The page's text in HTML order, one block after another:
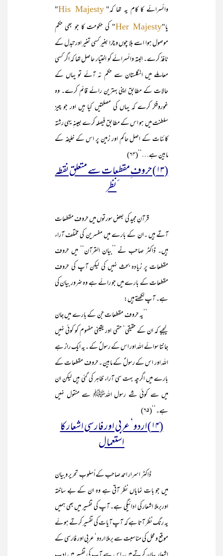
وائسرائے کا کام یہ تھا کہ"His Majesty
"
یا"Her Majesty" کی حکومت کا جو بھی حکم
موصول ہوا اسے بلا چوں و چرا بغیر کسی تغیر اور تبدل کے
نافذ کرے۔ البتہ وائسرائے کو اختیار حاصل تھا کہ اگر کسی
معاملے میں انگلستان سے حکم نہ آئے تو یہاں کے
حالات کے مطابق اپنی بہترین رائے قائم کرے۔ وہ
غوروفکر کرے کہ یہاں کی مصلحتیں کیا ہیں اور جو چیز
سلطنت میں ہو اس کے مطابق فیصلہ کرے بعینہٖ یہی رشتہ
کائنات کے اصل حاکم اور زمین پر اس کے خلیفہ کے
مابین ہے…‘‘(۶۴)
(۱۳)حروف ِمقطعات سے متعلق نقطہ
ٔنظر
قرآنِ مجید کی بعض سورتوں میں حروف مقطعات
آتے ہیں ۔ان کے بارے میں مفسرین کی مختلف آراء
ہیں۔ ڈاکٹر صاحب نے ’’بیان القرآن‘‘ میں حروف
مقطعات پر زیادہ بحث نہیں کی لیکن آپ کی حروف
مقطعات کے بارے میں جو رائے ہے وہ ضرور بیان کی
ہے۔ آپ لکھتے ہیں:
’’یہ حروف مقطعات جن کے بارے میں جان
لیجیے کہ ان کے حقیقی‘ حتمی اور یقینی مفہوم کو کوئی نہیں
جانتا سوائے اللہ اور اس کے رسولؐ کے ۔یہ ایک راز ہے
اللہ اور اس کے رسولؐ کے مابین ۔حروف مقطعات کے
بارے میں اگرچہ بہت سی آراء ظاہر کی گئی ہیں لیکن ان
میں سے کوئی شے رسول اللہﷺ سے منقول نہیں
ہے۔‘‘(۶۵)
(۱۴)اردو‘ عربی اور فارسی اشعار کا
استعمال
ڈاکٹر اسرار احمد صاحب کے اُسلوبِ تحریر و بیان
میں جو بات نمایاں نظر آتی ہے وہ ان کے بے ساختہ
اوربرملا اشعار کی ادائیگی ہے۔ آپ کی تفسیر میں بھی ہمیں
یہ رنگ نظر آتا ہے کہ آپ آیات کی تفسیر کرتے ہوئے
موقع و محل کی مناسبت سے برملا اردو‘ عربی اور فارسی کے